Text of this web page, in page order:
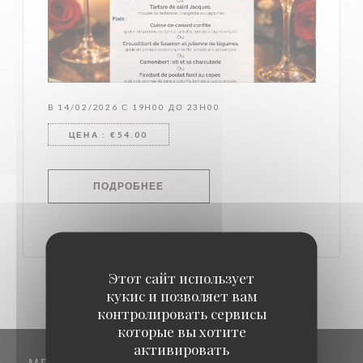
Этот сайт использует
кукис и позволяет вам
контролировать сервисы
которые вы хотите
активировать
В 14/02/2026 С 19H00 ДО 23H00
ЦЕНА : €54.00
ПОДРОБНЕЕ